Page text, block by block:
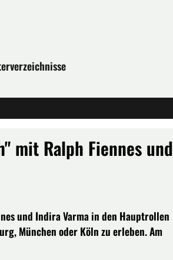
mit Ralph Fiennes und
und Indira Varma in den Hauptrollen
München oder Köln zu erleben. Am